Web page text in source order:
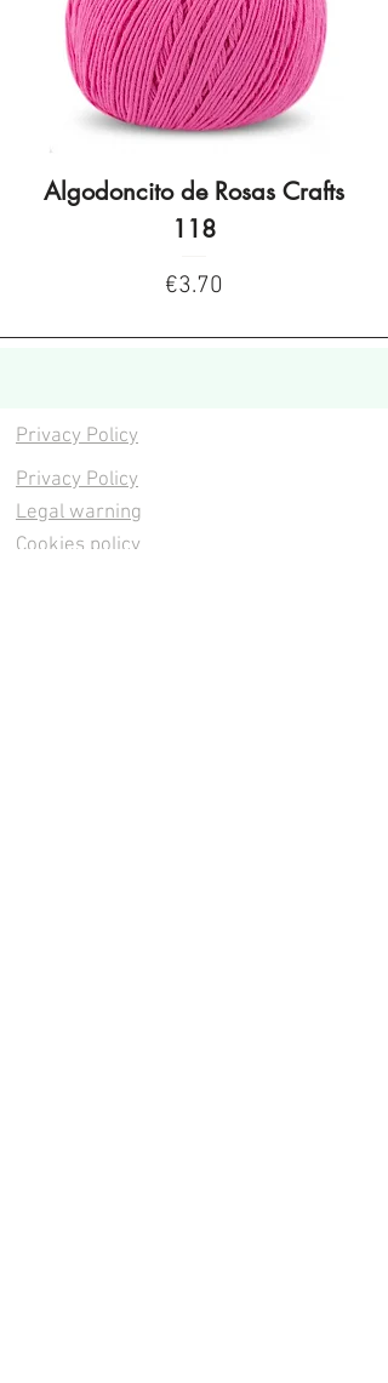
Algodoncito de Rosas Crafts
118
Price
€3.70
Privacy Policy
Privacy Policy
Legal warning
Cookies policy